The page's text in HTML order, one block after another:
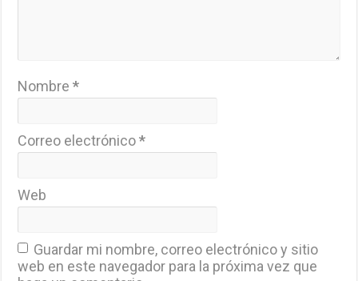
Nombre*
Correo electrónico*
Web
Guardar mi nombre, correo electrónico y sitio
web en este navegador para la próxima vez que